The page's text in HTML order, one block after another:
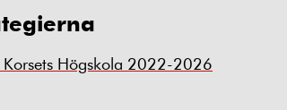
Korsets Högskola 2022-2026